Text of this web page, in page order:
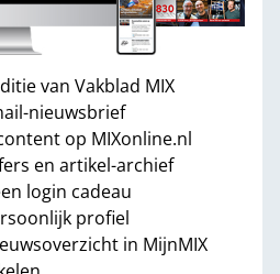
van Vakblad MIX
nieuwsbrief
op MIXonline.nl
en artikel-archief
login cadeau
profiel
in MijnMIX